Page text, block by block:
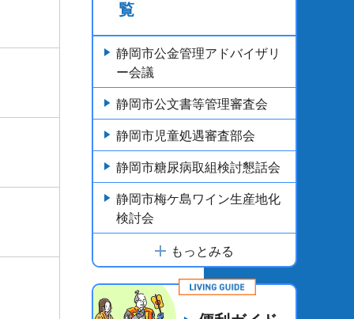
覧
静岡市公金管理アドバイザリ
ー会議
静岡市公文書等管理審査会
静岡市児童処遇審査部会
静岡市糖尿病取組検討懇話会
静岡市梅ケ島ワイン生産地化
検討会
もっとみる